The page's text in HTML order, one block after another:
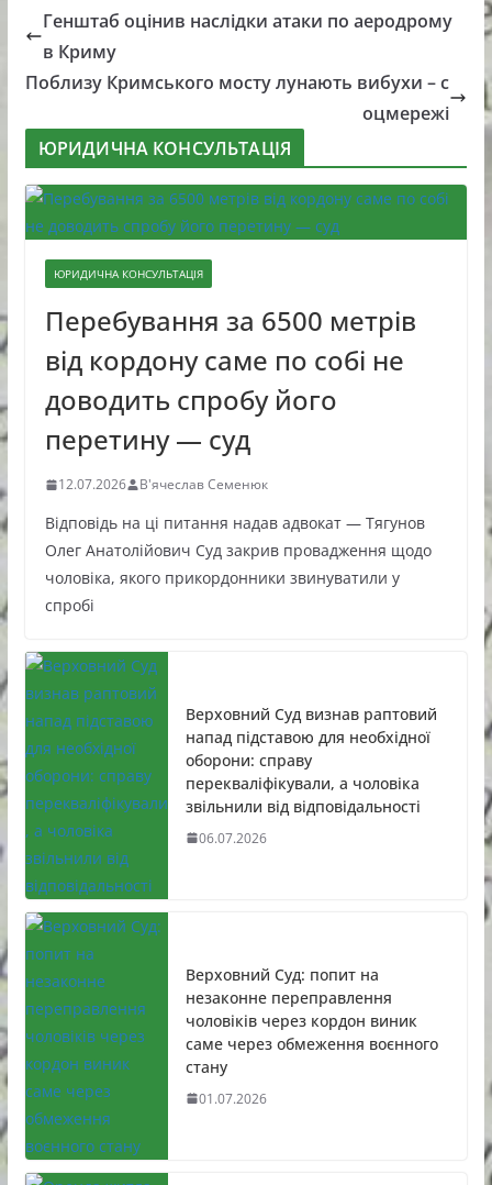
Генштаб оцінив наслідки атаки по аеродрому
в Криму
Поблизу Кримського мосту лунають вибухи – с
оцмережі
ЮРИДИЧНА КОНСУЛЬТАЦІЯ
ЮРИДИЧНА КОНСУЛЬТАЦІЯ
Перебування за 6500 метрів
від кордону саме по собі не
доводить спробу його
перетину — суд
12.07.2026 В'ячеслав Семенюк
Відповідь на ці питання надав адвокат — Тягунов
Олег Анатолійович Суд закрив провадження щодо
чоловіка, якого прикордонники звинуватили у
спробі
Верховний Суд визнав раптовий
напад підставою для необхідної
оборони: справу
перекваліфікували, а чоловіка
звільнили від відповідальності
06.07.2026
Верховний Суд: попит на
незаконне переправлення
чоловіків через кордон виник
саме через обмеження воєнного
стану
01.07.2026